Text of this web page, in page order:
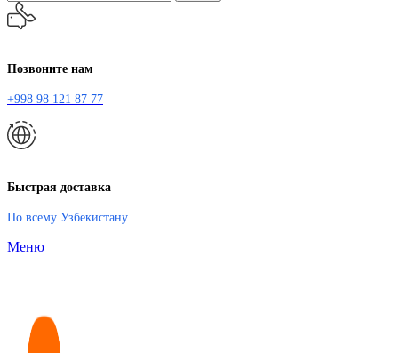
Позвоните нам
+998 98 121 87 77
Быстрая доставка
По всему Узбекистану
Меню